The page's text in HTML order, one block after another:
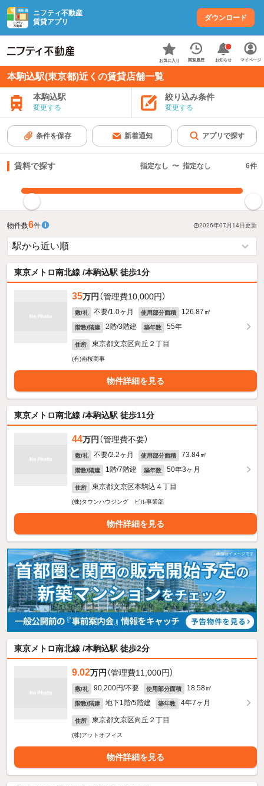
ニフティ不動産
賃貸アプリ
ダウンロード
お気に入り 閲覧履歴 お知らせ マイページ
本駒込駅(東京都)近くの賃貸店舗一覧
本駒込駅
変更する
絞り込み条件
変更する
条件を保存 新着通知 アプリで探す
賃料で探す 指定なし 〜 指定なし 6件
物件数6件 2026年07月14日更新
東京メトロ南北線 /本駒込駅 徒歩1分
35万円 （管理費10,000円）
敷/礼 不要/1.0ヶ月 使用部分面積 126.87㎡
階数/階建 2階/3階建 築年数 55年
住所 東京都文京区向丘２丁目
(有)南桜商事
物件詳細を見る
東京メトロ南北線 /本駒込駅 徒歩11分
44万円 （管理費不要）
敷/礼 不要/2.2ヶ月 使用部分面積 73.84㎡
階数/階建 1階/7階建 築年数 50年3ヶ月
住所 東京都文京区本駒込４丁目
(株)タウンハウジング ビル事業部
物件詳細を見る
東京メトロ南北線 /本駒込駅 徒歩2分
9.02万円 （管理費11,000円）
敷/礼 90,200円/不要 使用部分面積 18.58㎡
階数/階建 地下1階/5階建 築年数 4年7ヶ月
住所 東京都文京区向丘２丁目
(株)アットオフィス
物件詳細を見る